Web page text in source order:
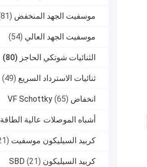
موسفيت الجهد المنخفض (81)
موسفيت الجهد العالي (54)
الثنائيات شوتكي الحاجز (80)
ثنائيات الاسترداد السريع (49)
انخفاض VF Schottky (65)
أشباه الموصلات عالية الطاقة
كربيد السيليكون موسفيت (21)
كربيد السيليكون SBD (21)